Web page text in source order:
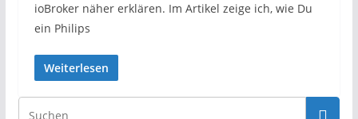
ioBroker näher erklären. Im Artikel zeige ich, wie Du
ein Philips
Weiterlesen